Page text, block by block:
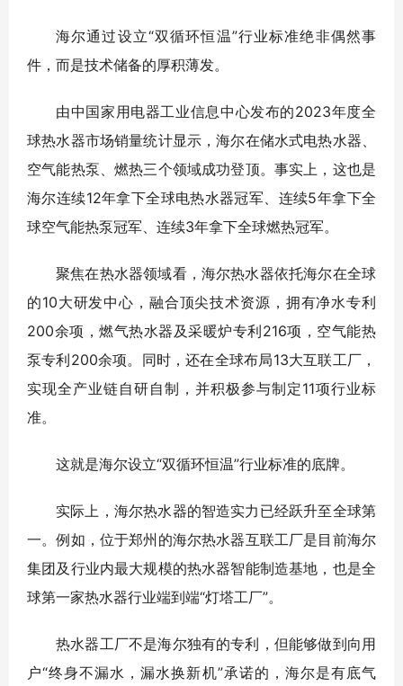
海尔通过设立“双循环恒温”行业标准绝非偶然事
件，而是技术储备的厚积薄发。
由中国家用电器工业信息中心发布的2023年度全
球热水器市场销量统计显示，海尔在储水式电热水器、
空气能热泵、燃热三个领域成功登顶。事实上，这也是
海尔连续12年拿下全球电热水器冠军、连续5年拿下全
球空气能热泵冠军、连续3年拿下全球燃热冠军。
聚焦在热水器领域看，海尔热水器依托海尔在全球
的10大研发中心，融合顶尖技术资源，拥有净水专利
200余项，燃气热水器及采暖炉专利216项，空气能热
泵专利200余项。同时，还在全球布局13大互联工厂，
实现全产业链自研自制，并积极参与制定11项行业标
准。
这就是海尔设立“双循环恒温”行业标准的底牌。
实际上，海尔热水器的智造实力已经跃升至全球第
一。例如，位于郑州的海尔热水器互联工厂是目前海尔
集团及行业内最大规模的热水器智能制造基地，也是全
球第一家热水器行业端到端“灯塔工厂”。
热水器工厂不是海尔独有的专利，但能够做到向用
户“终身不漏水，漏水换新机”承诺的，海尔是有底气